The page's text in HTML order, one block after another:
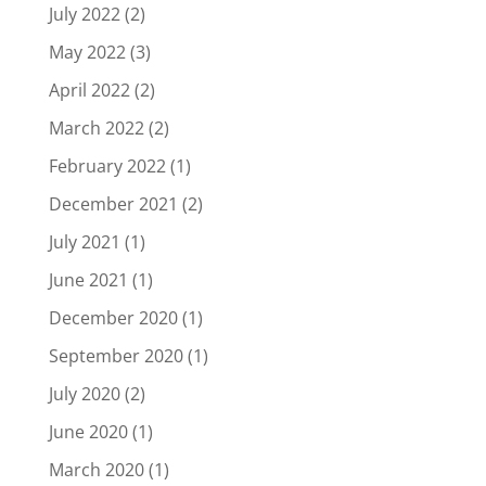
July 2022(2)
May 2022(3)
April 2022(2)
March 2022(2)
February 2022(1)
December 2021 (2)
July 2021 (1)
June 2021 (1)
December 2020(1)
September 2020(1)
July 2020(2)
June 2020(1)
March 2020(1)